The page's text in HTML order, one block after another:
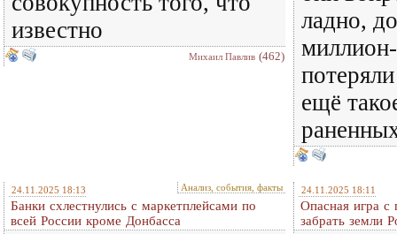
известно
Михаил Павлив (462)
ладно,
ещё
24.11.2025 18:13 Анализ, события, факты
Банки схлестнулись с маркетплейсами по
всей России кроме Донбасса
24.11.2025 18:11
Опасная игра с
забрать земли